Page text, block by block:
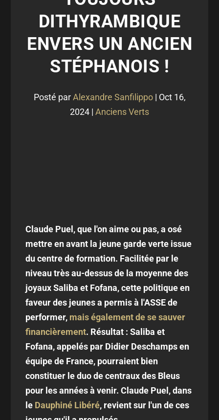
DITHYRAMBIQUE
ENVERS UN ANCIEN
STÉPHANOIS !
Posté parAlexandre Sanfilippo| Oct 16,
2024 | Anciens Verts
Claude Puel, que l'on aime ou pas, a osé
mettre en avant la jeune garde verte issue
du centre de formation. Facilitée par le
niveau très au-dessus de la moyenne des
joyaux Saliba et Fofana, cette politique en
faveur des jeunes a permis à l'ASSE de
performer, mais également de se sauver
financièrement. Résultat : Saliba et
Fofana, appelés par Didier Deschamps en
équipe de France, pourraient bien
constituer le duo de centraux des Bleus
pour les années à venir. Claude Puel, dans
le Dauphiné Libéré, revient sur l'un de ces